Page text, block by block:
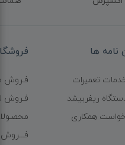
نامه ها
تعمیرات
ریفربیشد
همکاری
فـروش
فـروش
فـــروش